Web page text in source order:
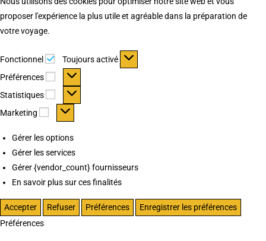
proposer l'expérience la plus utile et agréable dans la préparation de
votre voyage.
Fonctionnel Fonctionnel
Toujours activé
Préférences
Préférences
Statistiques Statistiques
Marketing Marketing
Gérer les options
Gérer les services
Gérer {vendor_count} fournisseurs
En savoir plus sur ces finalités
Accepter Refuser Préférences
Enregistrer les préférences
Préférences